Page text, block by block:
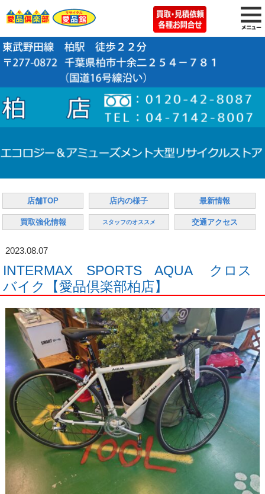
店舗TOP 店内の様子 最新情報
買取強化情報 スタッフのオススメ 交通アクセス
2023.08.07
INTERMAX SPORTS AQUA クロス
バイク【愛品倶楽部柏店】